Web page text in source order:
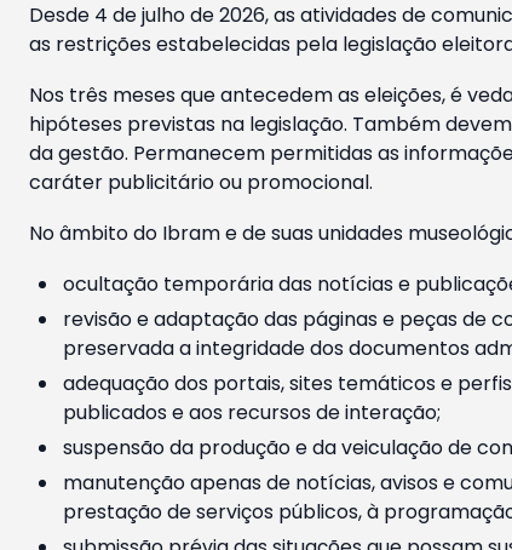
Desde 4 de julho de 2026, as atividades de
as restrições estabelecidas pela legislação
Nos três meses que antecedem as eleições, é
hipóteses previstas na legislação. Também
da gestão. Permanecem permitidas as
caráter publicitário ou promocional.
No âmbito do Ibram e de suas unidades
ocultação temporária das notícias e
revisão e adaptação das páginas e peças de
preservada a integridade dos documentos
adequação dos portais, sites temáticos e
publicados e aos recursos de interação;
suspensão da produção e da veiculação de
manutenção apenas de notícias, avisos e
prestação de serviços públicos, à